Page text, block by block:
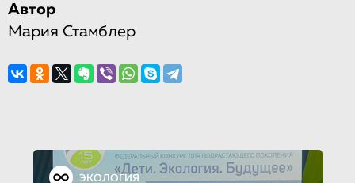
Автор
Мария Стамблер
ЭКОЛОГИЯ